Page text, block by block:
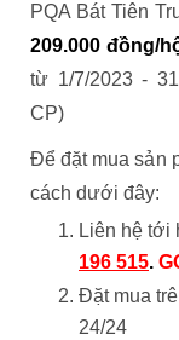
PQA Bát Tiên
209.000 đồng/
từ 1/7/2023 -
CP)
Để đặt mua sản
cách dưới đây:
Liên hệ tới
196 515.
Đặt mua
24/24